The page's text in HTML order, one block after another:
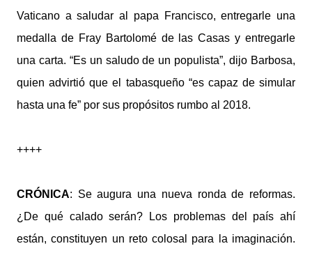
Vaticano a saludar al papa Francisco, entregarle una
medalla de Fray Bartolomé de las Casas y entregarle
una carta. “Es un saludo de un populista”, dijo Barbosa,
quien advirtió que el tabasqueño “es capaz de simular
hasta una fe” por sus propósitos rumbo al 2018.
++++
CRÓNICA: Se augura una nueva ronda de reformas.
¿De qué calado serán? Los problemas del país ahí
están, constituyen un reto colosal para la imaginación.